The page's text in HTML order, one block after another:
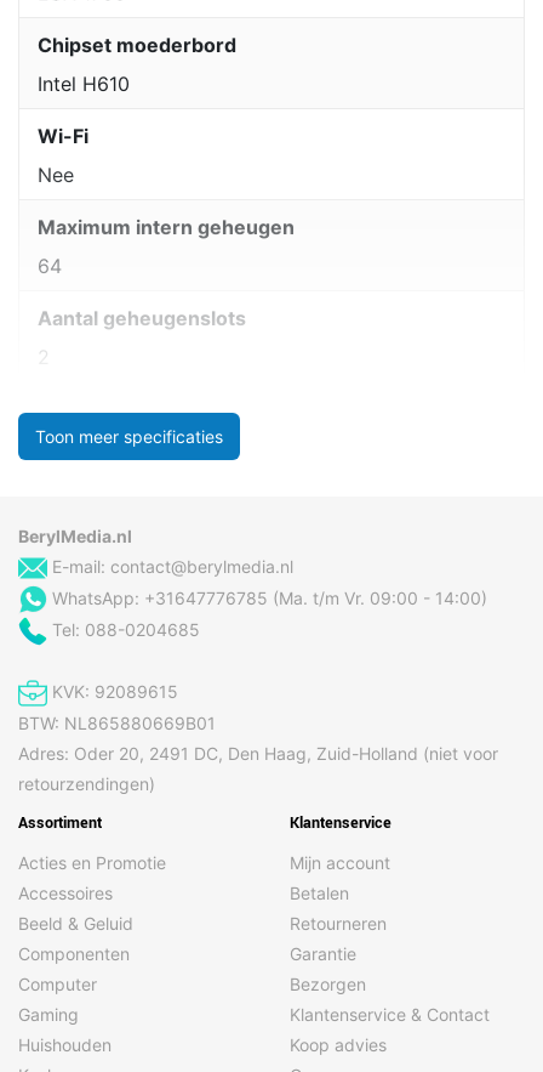
Chipset moederbord
Intel H610
Wi-Fi
Nee
Maximum intern geheugen
64
Aantal geheugenslots
2
Toon meer specificaties
BerylMedia.nl
E-mail: contact@berylmedia.nl
WhatsApp: +31647776785 (Ma. t/m Vr. 09:00 - 14:00)
Tel: 088-0204685
KVK: 92089615
BTW: NL865880669B01
Adres: Oder 20, 2491 DC, Den Haag, Zuid-Holland (niet voor
retourzendingen)
Assortiment
Acties en Promotie
Accessoires
Beeld & Geluid
Componenten
Computer
Gaming
Huishouden
Klantenservice
Mijn account
Betalen
Retourneren
Garantie
Bezorgen
Klantenservice & Contact
Koop advies